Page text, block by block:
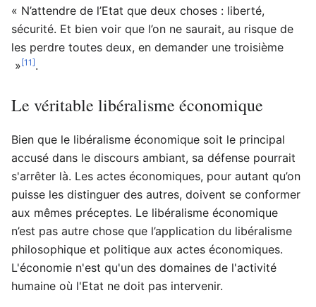
« N’attendre de l’Etat que deux choses : liberté,
sécurité. Et bien voir que l’on ne saurait, au risque de
les perdre toutes deux, en demander une troisième
»[11].
Le véritable libéralisme économique
Bien que le libéralisme économique soit le principal
accusé dans le discours ambiant, sa défense pourrait
s'arrêter là. Les actes économiques, pour autant qu’on
puisse les distinguer des autres, doivent se conformer
aux mêmes préceptes. Le libéralisme économique
n’est pas autre chose que l’application du libéralisme
philosophique et politique aux actes économiques.
L'économie n'est qu'un des domaines de l'activité
humaine où l'Etat ne doit pas intervenir.